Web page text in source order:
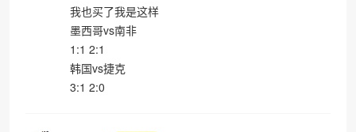
我也买了我是这样
墨西哥vs南非
1:1 2:1
韩国vs捷克
3:1 2:0